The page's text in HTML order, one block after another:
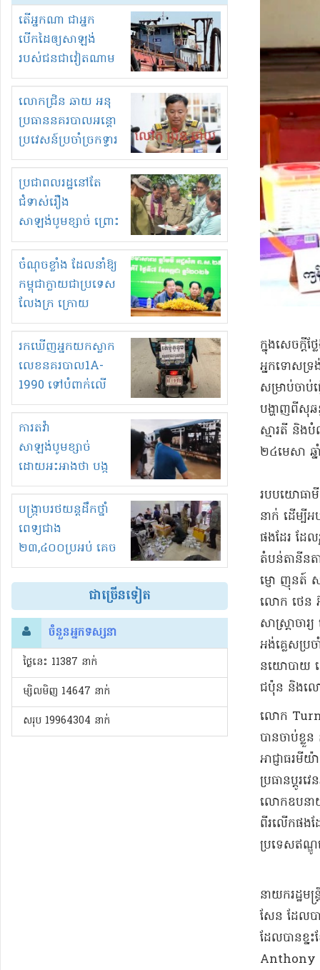
តើអ្នកណា ជាអ្នក
បើកដៃឲ្យសាឡង់
របស់ជនជាវៀតណាម
ចូល មកខុស
ច្បាប់លួចបូមខ្សាច់នៅ
ក្នុងប្រទេសកម្ពុជា
លោកជ្រិន ឆាយ អនុ
ប្រធាននគរបាលអន្តោ
ប្រវេសន៍ប្រចាំច្រកទ្វារ
ព្រំដែនភ្នំឌិន និងឈ្មួញ
មួយចំនួនទៀត
កំពង់តែគុបគិតគ្នា
ធ្វើសកម្មភាពរកស៊ីនិង
ស្តុកទំនិញគេចពន្ធ?
ប្រជាពលរដ្ឋនៅតែ
ជំទាស់រឿង
សាឡង់បូមខ្សាច់ ព្រោះ
ខ្លាចបាក់ច្រាំងទៀត!
ចំណុចខ្លាំង ដែលនាំឱ្យ
កម្ពុជាក្លាយជាប្រទេស
លែងក្រ ក្រោយ
ឆ្នាំ២០៣០
រកឃើញអ្នកយកស្លាក
លេខនគរបាល1A-
1990 ទៅបំពាក់លើ
ម៉ូតូរបស់ខ្លួន ដាកផ្លាក
រត់ឌុបហើយ
ការតវ៉ា
សាឡង់បូមខ្សាច់
ដោយអះអាងថា បង្ក
បាក់ច្រាំងទន្លេ និង
រំខានទាំងយប់ទាំងថ្ងៃ
បង្ក្រាបរថយន្តដឹកថ្នាំ
ពេទ្យជាង
២៣,៤០០ប្រអប់ គេច
ពន្ធនិងអត់ច្បាប់នាំ
ចូល!?
ជាច្រើនទៀត
ចំនួនអ្នកទស្សនា
ថ្ងៃនេះ​ 11387 នាក់
ម្សិលមិញ 14647 នាក់
សរុប 19964304 នាក់
ក្នុង​សេចក្តី
អ្នកទោស​ទ្រ
សម្រាប់​ចាប់
បង្ហាញ​ពី​សុ​ឆ
ស្មារតី និង​
២៤​មេសា ឆ្
របប​យោធា​មី​
នាក់ ដើម្បី​
ផងដែរ ដែ
តំបន់​តានី​ន
ម្ញោ ញុ​ន​ត៍ ស
លោក ថេ​ន
សាស្ត្រាចា
អង់គ្លេស​ប្
នយោបាយ
ជប៉ុន និង​លោ
លោក
បាន​ចាប់ខ្លួ
អាជ្ញាធរ​
ប្រធាន​ប្តូ
លោក​ឧបនា
ពីរលើក​ផង
ប្រទេស​ឥណ្
នាយករដ្ឋម
សែន ដែល​ប
ដែល​បាន​ខ្ន
Anthony